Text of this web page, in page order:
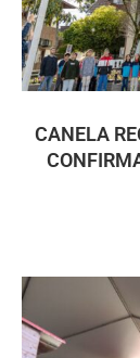
CANELA